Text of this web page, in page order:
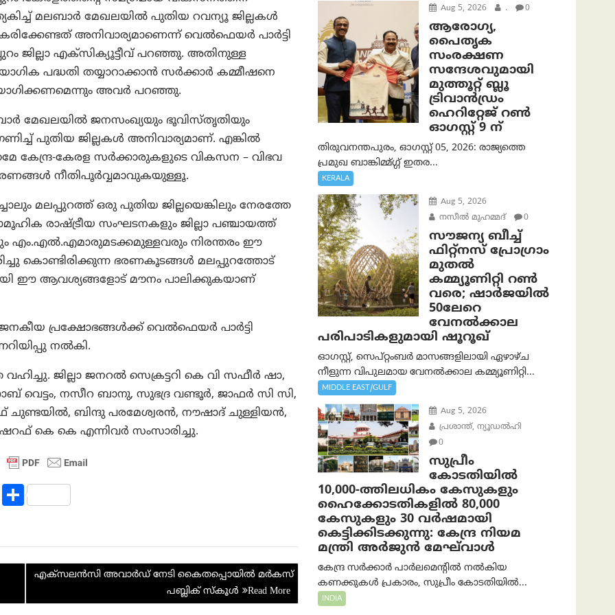
മലബാർ മേഖലയിൽ പുതിയ റവന്യൂ ജില്ലകൾ
അനിവാര്യമാണെന്ന് വെൽഫെയർ പാർട്ടി
ജില്ലാ എക്സിക്യൂട്ടീവ് പറഞ്ഞു. അതിനുള്ള
പദ്ധതി തയ്യാറാക്കാൻ സർക്കാർ കമ്മീഷനെ
അവര്‍ പറഞ്ഞു.
മേഖലയിൽ ജനസംഖ്യയും ഭൂവിസ്‌തൃതിയും
പുതിയ ജില്ലകൾ അനിവാര്യമാണ്. എങ്കില്‍
കേന്ദ്ര-കേരള സർക്കാരുകളുടെ വികസന – വിഭവ
നീതിപൂർവ്വമാവുകയുള്ളൂ.
മലപ്പുറത്ത് ഒരു പുതിയ ജില്ലയെങ്കിലും നേരത്തേ
രാഷ്ട്രീയ സംഘടനകളും ജില്ലാ പഞ്ചായത്ത്
എം.എൽ.എമാരുമടക്കമുള്ളവരും നിരന്തരം ഈ
കൊണ്ടിരിക്കുന്ന ഭരണകൂടങ്ങൾ മലപ്പുറത്തോട്
ഈ ആവശ്യങ്ങളോട് മൗനം പാലിക്കുകയാണ്
പ്രക്ഷോഭങ്ങൾക്ക് വെൽഫെയർ പാർട്ടി
നൽകി.
ജില്ലാ ജനറൽ സെക്രട്ടറി കെ വി സഫീർ ഷാ,
നസീറ ബാനു, സുഭദ്ര വണ്ടൂർ, ജാഫർ സി സി,
ചുണ്ടയിൽ, ബിന്ദു പരമേശ്വരൻ, നൗഷാദ് ചുള്ളിയൻ,
കെ കെ എന്നിവർ സംസാരിച്ചു.
R S
ar
eഎക്‌സലൻസി അവാർഡ് നേടി കൈതപ്പൊയിൽ മർകസ്
പബ്ലിക് സ്കൂൾ
Aug 5, 2026 . 0
ആരോഗ്യ,
പൈതൃക
സംരക്ഷണ
സന്ദേശവുമായി
മുത്തൂറ്റ് ബ്ലൂ
ട്രിവാൻഡ്രം
ഹെറിറ്റേജ് റൺ
ഓഗസ്റ്റ് 9 ന്
തിരുവനന്തപുരം, ഓഗസ്റ്റ് 05, 2026: രാജ്യത്തെ
പ്രമുഖ ബാങ്കിമ്മ്ഗ്ഗ് ഇതര...
KERALA
Aug 5, 2026
നസീല്‍ മുഹമ്മദ്
0
സൗജന്യ ബീച്ച്
ഫിറ്റ്നസ് പ്രോ​ഗ്രാം
മുതൽ
കമ്മ്യൂണിറ്റി റൺ
വരെ; ഷാർജയിൽ
50ലേറെ
വേനൽക്കാല
പരിപാടികളുമായി ഷൂറൂഖ്
ഓഗസ്റ്റ്, സെപ്റ്റംബർ മാസങ്ങളിലായി ഏഴാഴ്ച
നീളുന്ന വിപുലമായ വേനൽക്കാല കമ്മ്യൂണിറ്റി...
MIDDLE EAST/GULF
Aug 5, 2026
പ്രശാന്ത്, ന്യൂഡല്‍ഹി
0
സുപ്രീം
കോടതിയിൽ
10,000-ത്തിലധികം കേസുകളും
ഹൈക്കോടതികളിൽ 80,000
കേസുകളും 30 വർഷമായി
കെട്ടിക്കിടക്കുന്നു: കേന്ദ്ര നിയമ
മന്ത്രി അര്‍ജുന്‍ മേഘ്‌വാള്‍
കേന്ദ്ര സർക്കാർ പാർലമെന്റിൽ നൽകിയ
കണക്കുകൾ പ്രകാരം, സുപ്രീം കോടതിയിൽ...
INDIA